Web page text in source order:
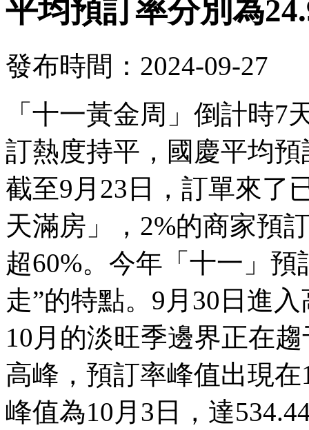
平均預訂率分別為
發布時間：2024-09-27
「十一黃金周」倒計時
訂熱度持平，國慶平均預
截至9月23日，訂單來了
天滿房」，2%的商家預
超60%。今年「十一」
走”的特點。9月30日進
10月的淡旺季邊界正在
高峰，預訂率峰值出現
峰值為10月3日，達